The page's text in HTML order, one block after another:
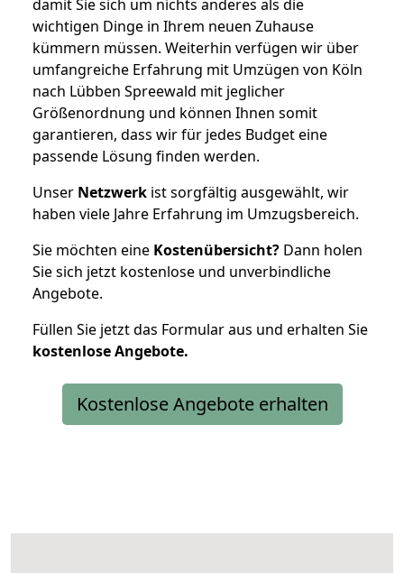
damit Sie sich um nichts anderes als die
wichtigen Dinge in Ihrem neuen Zuhause
kümmern müssen. Weiterhin verfügen wir über
umfangreiche Erfahrung mit Umzügen von Köln
nach Lübben Spreewald mit jeglicher
Größenordnung und können Ihnen somit
garantieren, dass wir für jedes Budget eine
passende Lösung finden werden.
Unser Netzwerk ist sorgfältig ausgewählt, wir
haben viele Jahre Erfahrung im Umzugsbereich.
Sie möchten eine Kostenübersicht? Dann holen
Sie sich jetzt kostenlose und unverbindliche
Angebote.
Füllen Sie jetzt das Formular aus und erhalten Sie
kostenloseAngebote.
Kostenlose Angebote erhalten